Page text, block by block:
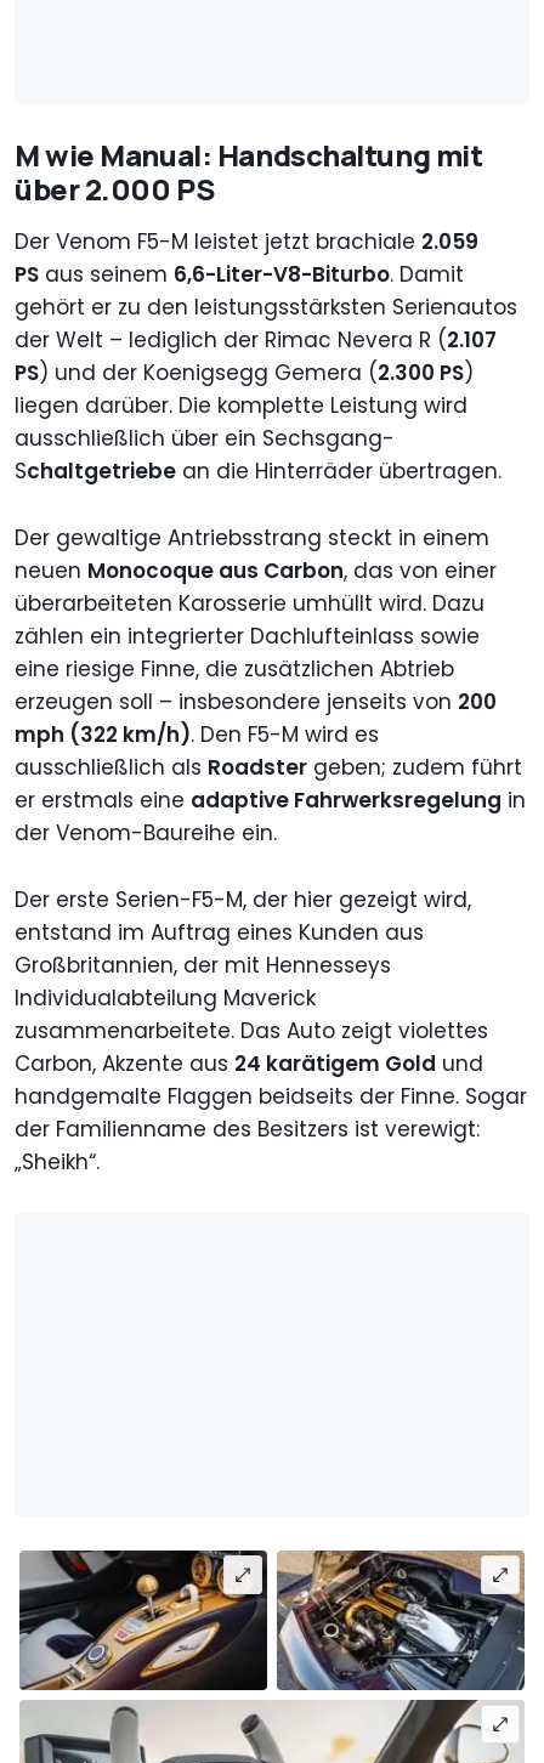
M wie Manual: Handschaltung mit
über 2.000 PS
Der Venom F5-M leistet jetzt brachiale 2.059
PS aus seinem 6,6-Liter-V8-Biturbo. Damit
gehört er zu den leistungsstärksten Serienautos
der Welt – lediglich der Rimac Nevera R (2.107
PS) und der Koenigsegg Gemera (2.300 PS)
liegen darüber. Die komplette Leistung wird
ausschließlich über ein Sechsgang-
Schaltgetriebe an die Hinterräder übertragen.
Der gewaltige Antriebsstrang steckt in einem
neuen Monocoque aus Carbon, das von einer
überarbeiteten Karosserie umhüllt wird. Dazu
zählen ein integrierter Dachlufteinlass sowie
eine riesige Finne, die zusätzlichen Abtrieb
erzeugen soll – insbesondere jenseits von 200
mph (322 km/h). Den F5-M wird es
ausschließlich als Roadster geben; zudem führt
er erstmals eine adaptive Fahrwerksregelung in
der Venom-Baureihe ein.
Der erste Serien-F5-M, der hier gezeigt wird,
entstand im Auftrag eines Kunden aus
Großbritannien, der mit Hennesseys
Individualabteilung Maverick
zusammenarbeitete. Das Auto zeigt violettes
Carbon, Akzente aus 24 karätigem Gold und
handgemalte Flaggen beidseits der Finne. Sogar
der Familienname des Besitzers ist verewigt:
„Sheikh“.